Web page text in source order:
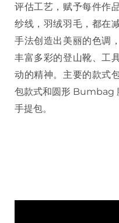
评估工艺，赋予每件作
纱线，羽绒羽毛，都在
手法创造出美丽的色调
丰富多彩的登山靴、工
动的精神。主要的款式
包款式和圆形 Bumbag
手提包。